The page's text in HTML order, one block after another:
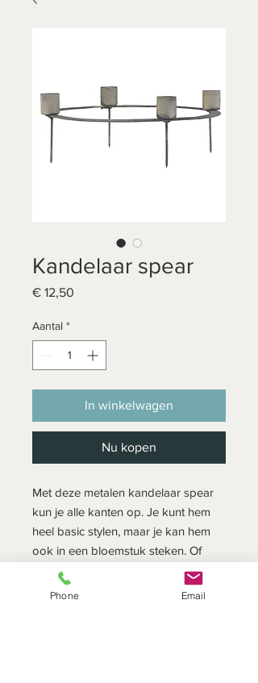
Kandelaar spear
€ 12,50
Aantal *
In winkelwagen
Nu kopen
Met deze metalen kandelaar spear
kun je alle kanten op. Je kunt hem
heel basic stylen, maar je kan hem
ook in een bloemstuk steken. Of
combineer hem met de krans van
houten kralen.
Phone Email